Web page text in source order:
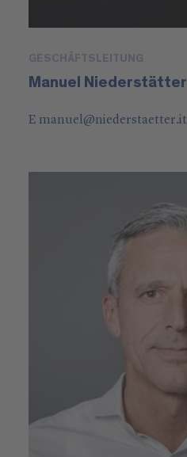
GESCHÄFTSLEITUNG
Manuel Niederstätter
E manuel@niederstaetter.it